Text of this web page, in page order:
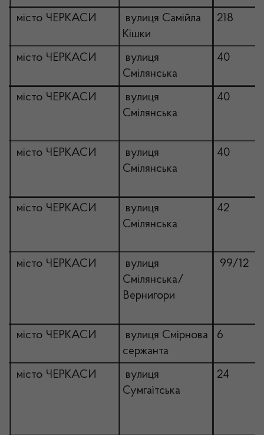
місто ЧЕРКАСИ
вулиця Самійла
Кішки
218
місто ЧЕРКАСИ
вулиця
Смілянська
40
місто ЧЕРКАСИ
вулиця
Смілянська
40
місто ЧЕРКАСИ
вулиця
Смілянська
40
місто ЧЕРКАСИ
вулиця
Смілянська
42
місто ЧЕРКАСИ
вулиця
Смілянська/
Вернигори
99/12
місто ЧЕРКАСИ
вулиця Смірнова
сержанта
6
місто ЧЕРКАСИ
вулиця
Сумгаїтська
24